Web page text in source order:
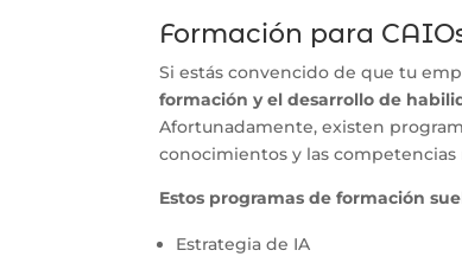
Formación para
Si estás convencido de que tu
formación y el desarrollo de
Afortunadamente, existen
conocimientos y las competencias
Estos programas de formación
Estrategia de IA